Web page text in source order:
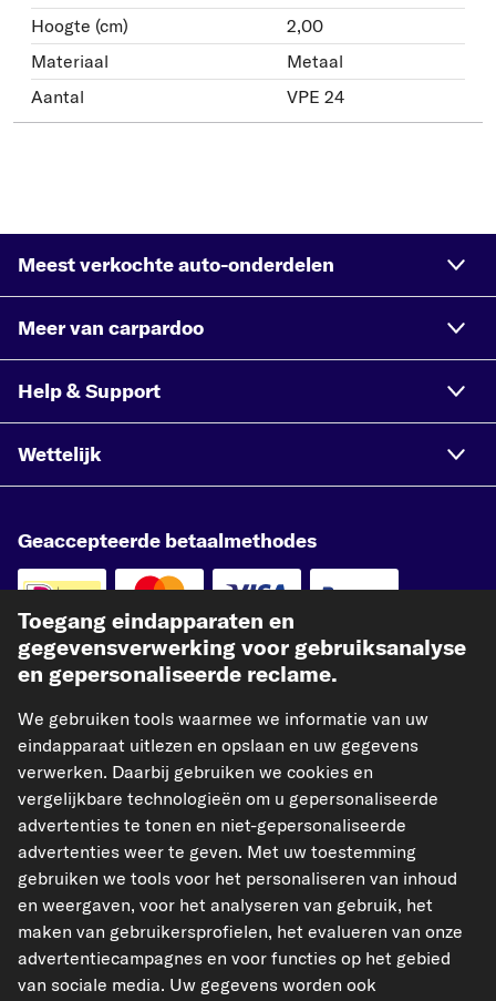
Hoogte (cm)
2,00
Materiaal
Metaal
Aantal
VPE 24
Meest verkochte auto-onderdelen
Meer van carpardoo
Help & Support
Wettelijk
Geaccepteerde betaalmethodes
Betaling vooraf
Onze verzendpartner
kfzteile24.de kfzteile24.at
carpardoo.fr
carpardoo.dk
De hier gepresenteerde gegevens, met name de volledige database, mogen niet
Toegang eindapparaten en
gegevensverwerking voor gebruiksanalyse
en gepersonaliseerde reclame.
We gebruiken tools waarmee we informatie van uw
eindapparaat uitlezen en opslaan en uw gegevens
verwerken. Daarbij gebruiken we cookies en
vergelijkbare technologieën om u gepersonaliseerde
advertenties te tonen en niet-gepersonaliseerde
advertenties weer te geven. Met uw toestemming
gebruiken we tools voor het personaliseren van inhoud
en weergaven, voor het analyseren van gebruik, het
maken van gebruikersprofielen, het evalueren van onze
advertentiecampagnes en voor functies op het gebied
van sociale media. Uw gegevens worden ook